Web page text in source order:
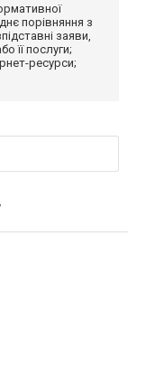
порівняння з
заяви,
її послуги;
ресурси;